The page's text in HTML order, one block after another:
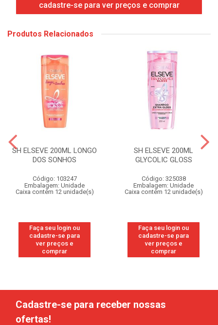
cadastre-se para ver preços e comprar
Produtos Relacionados
SH ELSEVE 200ML LONGO
DOS SONHOS
Código: 103247
Embalagem: Unidade
Caixa contém 12 unidade(s)
Faça seu login ou
cadastre-se para
ver preços e
comprar
SH ELSEVE 200ML
GLYCOLIC GLOSS
Código: 325038
Embalagem: Unidade
Caixa contém 12 unidade(s)
Faça seu login ou
cadastre-se para
ver preços e
comprar
Cadastre-se para receber nossas
ofertas!